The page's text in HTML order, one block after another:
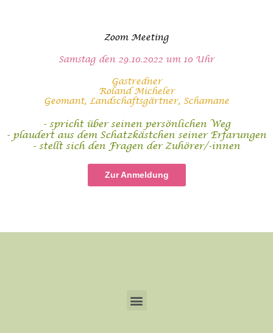
Zoom Meeting
Samstag den 29.10.2022 um 10 Uhr
Gastredner
Roland Micheler
Geomant, Landschaftsgärtner, Schamane
- spricht über seinen persönlichen Weg
- plaudert aus dem Schatzkästchen seiner Erfarungen
- stellt sich den Fragen der Zuhörer/-innen
Zur Anmeldung
Menu